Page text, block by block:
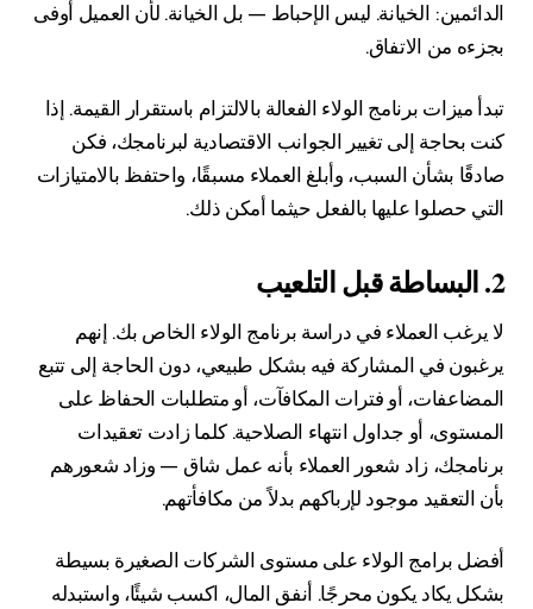
الدائمين: الخيانة. ليس الإحباط — بل الخيانة. لأن العميل أوفى
بجزءه من الاتفاق.
تبدأ ميزات برنامج الولاء الفعالة بالالتزام باستقرار القيمة. إذا
كنت بحاجة إلى تغيير الجوانب الاقتصادية لبرنامجك، فكن
صادقًا بشأن السبب، وأبلغ العملاء مسبقًا، واحتفظ بالامتيازات
التي حصلوا عليها بالفعل حيثما أمكن ذلك.
2. البساطة قبل التلعيب
لا يرغب العملاء في دراسة برنامج الولاء الخاص بك. إنهم
يرغبون في المشاركة فيه بشكل طبيعي، دون الحاجة إلى تتبع
المضاعفات، أو فترات المكافآت، أو متطلبات الحفاظ على
المستوى، أو جداول انتهاء الصلاحية. كلما زادت تعقيدات
برنامجك، زاد شعور العملاء بأنه عمل شاق — وزاد شعورهم
بأن التعقيد موجود لإرباكهم بدلاً من مكافأتهم.
أفضل برامج الولاء على مستوى الشركات الصغيرة بسيطة
بشكل يكاد يكون محرجًا. أنفق المال، اكسب شيئًا، واستبدله